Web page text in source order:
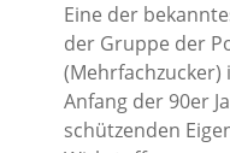
Eine der
der Gruppe der
(Mehrfachzucker)
Anfang der 90er
schützenden